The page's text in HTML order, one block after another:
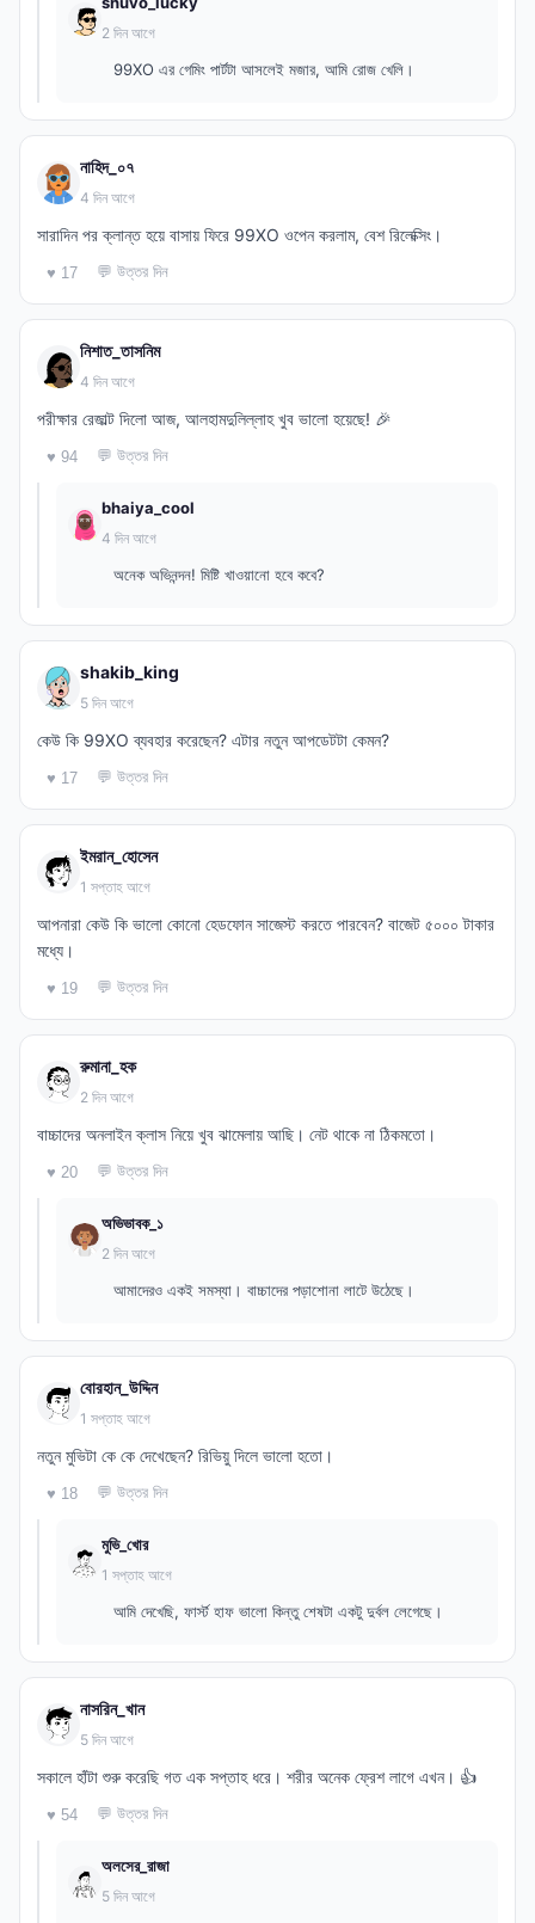
2 দিন আগে
99XO এর গেমিং পার্টটা আসলেই মজার, আমি রোজ খেলি।
নাহিদ_০৭
4 দিন আগে
সারাদিন পর ক্লান্ত হয়ে বাসায় ফিরে 99XO ওপেন করলাম, বেশ রিলেক্সিং।
♥ 17 💬 উত্তর দিন
নিশাত_তাসনিম
4 দিন আগে
পরীক্ষার রেজাল্ট দিলো আজ, আলহামদুলিল্লাহ খুব ভালো হয়েছে! 🎉
♥ 94 💬 উত্তর দিন
bhaiya_cool
4 দিন আগে
অনেক অভিনন্দন! মিষ্টি খাওয়ানো হবে কবে?
shakib_king
5 দিন আগে
কেউ কি 99XO ব্যবহার করেছেন? এটার নতুন আপডেটটা কেমন?
♥ 17 💬 উত্তর দিন
ইমরান_হোসেন
1 সপ্তাহ আগে
আপনারা কেউ কি ভালো কোনো হেডফোন সাজেস্ট করতে পারবেন? বাজেট ৫০০০ টাকার
মধ্যে।
♥ 19 💬 উত্তর দিন
রুমানা_হক
2 দিন আগে
বাচ্চাদের অনলাইন ক্লাস নিয়ে খুব ঝামেলায় আছি। নেট থাকে না ঠিকমতো।
♥ 20 💬 উত্তর দিন
অভিভাবক_১
2 দিন আগে
আমাদেরও একই সমস্যা। বাচ্চাদের পড়াশোনা লাটে উঠেছে।
বোরহান_উদ্দিন
1 সপ্তাহ আগে
নতুন মুভিটা কে কে দেখেছেন? রিভিয়ু দিলে ভালো হতো।
♥ 18 💬 উত্তর দিন
মুভি_খোর
1 সপ্তাহ আগে
আমি দেখেছি, ফার্স্ট হাফ ভালো কিন্তু শেষটা একটু দুর্বল লেগেছে।
নাসরিন_খান
5 দিন আগে
সকালে হাঁটা শুরু করেছি গত এক সপ্তাহ ধরে। শরীর অনেক ফ্রেশ লাগে এখন। 👍
♥ 54 💬 উত্তর দিন
অলসের_রাজা
5 দিন আগে